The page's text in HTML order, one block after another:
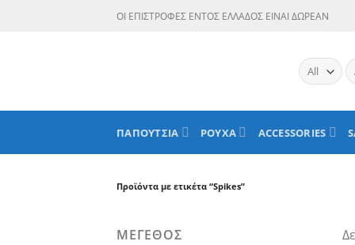
ΟΙ ΕΠΙΣΤΡΟΦΕΣ ΕΝΤΟΣ ΕΛΛΑΔΟΣ ΕΙΝΑΙ ΔΩΡΕΑΝ
ΠΑΠΟΥΤΣΙΑ ΡΟΥΧΑ ACCESSORIES
Προϊόντα με ετικέτα “Spikes”
ΜΈΓΕΘΟΣ